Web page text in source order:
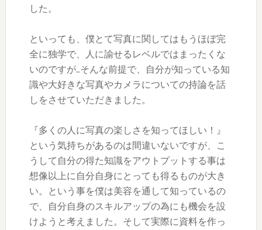
した。
といっても、僕とて写真に関してはもうほぼ完
全に独学で、人に諭せるレベルではまったくな
いのですが…そんな前提で、自分が知っている知
識や大好きな写真やカメラについての持論を話
しをさせていただきました。
『多くの人に写真の楽しさを知ってほしい！』
という気持ちがあるのは間違いないですが、こ
うして自分の得た知識をアウトプットする事は
想像以上に自分自身にとっても得るものが大き
い。という事を僕は美容を通して知っているの
で、自分自身のスキルアップの為にも機会を設
けようと考えました。そして実際に資料を作っ